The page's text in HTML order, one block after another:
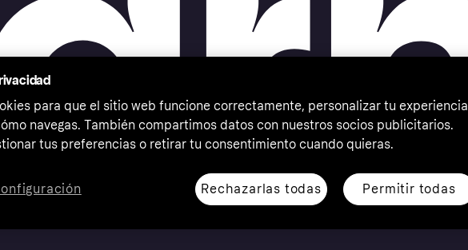
derechos reservados. Klarna Bank AB (publ). Sveavägen 46,
para que el sitio web funcione correctamente, personalizar tu experiencia
navegas. También compartimos datos con nuestros socios publicitarios.
tus preferencias o retirar tu consentimiento cuando quieras.
Rechazarlas todas Permitir todas